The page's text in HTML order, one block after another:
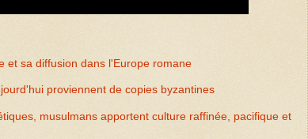
et sa diffusion dans l'Europe romane
proviennent de copies byzantines
musulmans apportent culture raffinée, pacifique et